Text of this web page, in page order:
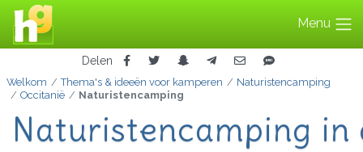
Menu
Delen
Welkom Thema's & ideeën voor kamperen
Naturistencamping
Occitanië
Naturistencamping
Naturistencamping in